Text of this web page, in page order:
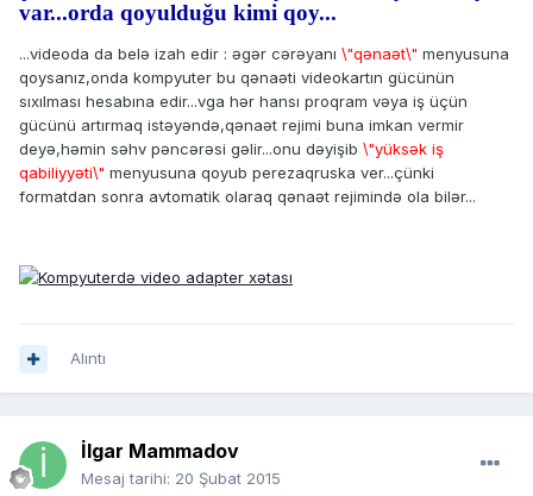
var...orda qoyulduğu kimi qoy...
...videoda da belə izah edir : əgər cərəyanı \"qənaət\" menyusuna
qoysanız,onda kompyuter bu qənaəti videokartın gücünün
sıxılması hesabına edir...vga hər hansı proqram vəya iş üçün
gücünü artırmaq istəyəndə,qənaət rejimi buna imkan vermir
deyə,həmin səhv pəncərəsi gəlir...onu dəyişib \"yüksək iş
qabiliyyəti\" menyusuna qoyub perezaqruska ver...çünki
formatdan sonra avtomatik olaraq qənaət rejimində ola bilər...
Alıntı
İlgar Mammadov
Mesaj tarihi: 20 Şubat 2015